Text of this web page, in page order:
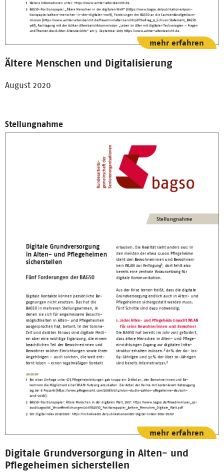
Ältere Menschen und Digitalisierung
August 2020
mehr erfahren
Stellungnahme
Digitale Grundversorgung in Alten- und
Pflegeheimen sicherstellen
mehr erfahren